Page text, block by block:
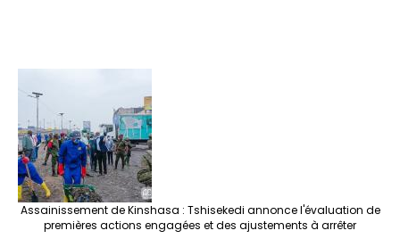
Assainissement de Kinshasa : Tshisekedi annonce l'évaluation de
premières actions engagées et des ajustements à arrêter